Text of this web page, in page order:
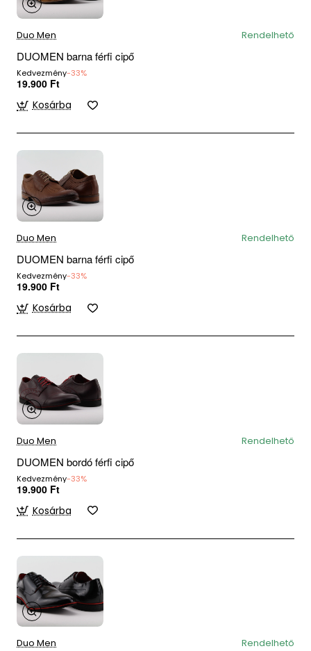
Duo Men Rendelhető
DUOMEN barna férfi cipő
Kedvezmény-33%
19.900 Ft
Kosárba
Duo Men Rendelhető
DUOMEN barna férfi cipő
Kedvezmény-33%
19.900 Ft
Kosárba
Duo Men Rendelhető
DUOMEN bordó férfi cipő
Kedvezmény-33%
19.900 Ft
Kosárba
Duo Men Rendelhető